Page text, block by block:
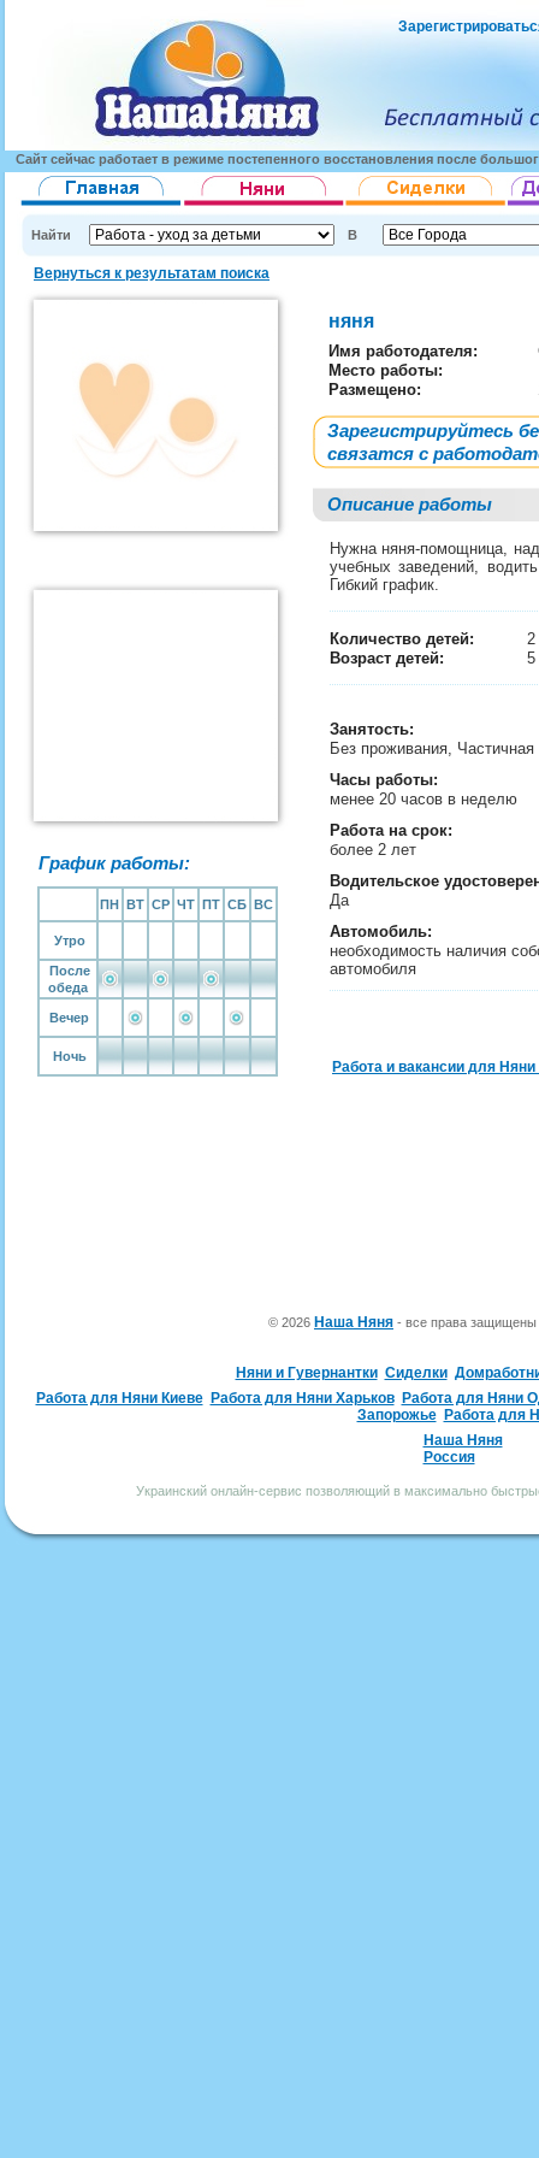
Сайт сейчас работает в режиме постепенного восстановления после
Найти В
Вернуться к результатам поиска
График работы:
ПН ВТ СР ЧТ ПТ СБ ВС
Утро
После
обеда
Вечер
Ночь
няня
Имя работодателя:
Место работы:
Размещено:
Зарегистрируйтесь
связатся с
Описание работы
Нужна няня-помощница,
учебных заведений,
Гибкий график.
Количество детей:
2
Возраст детей:
Занятость:
Без проживания, Частичная
Часы работы:
менее 20 часов в неделю
Работа на срок:
более 2 лет
Водительское
Да
Автомобиль:
необходимость наличия
автомобиля
Работа и вакансии для
© 2026 Наша Няня - все права
Няни и Гувернантки Сиделки
Работа для Няни Киеве
Работа для Няни Харьков
Работа для Няни
Запорожье
Работа для
Наша Няня
Россия
Украинский онлайн-сервис позволяющий в максимально